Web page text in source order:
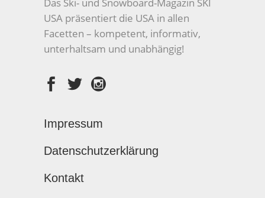
Das Ski- und Snowboard-Magazin SKI
USA präsentiert die USA in allen
Facetten – kompetent, informativ,
unterhaltsam und unabhängig!
Impressum
Datenschutzerklärung
Kontakt